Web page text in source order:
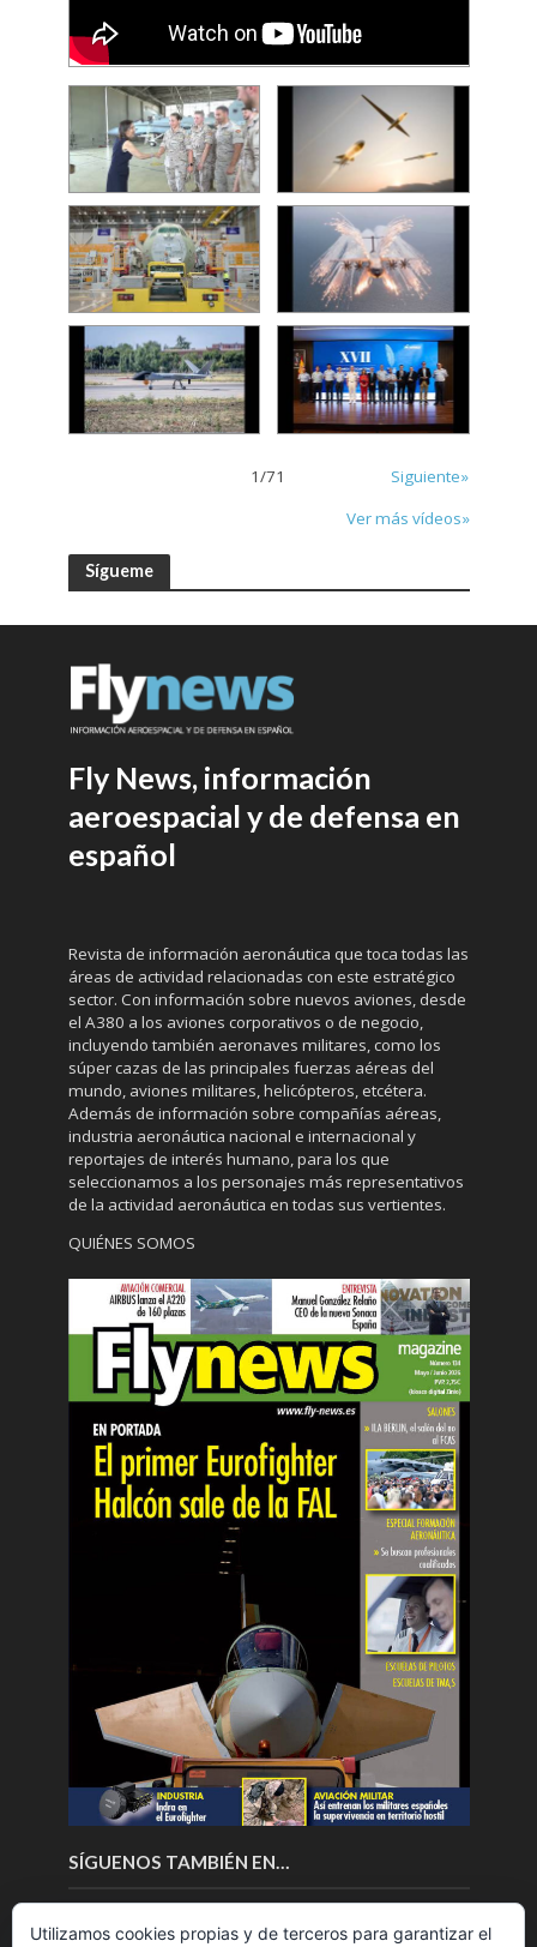
1/71
Siguiente»
Ver más vídeos»
Sígueme
Fly News, información
aeroespacial y de defensa en
español
Revista de información aeronáutica que toca todas las
áreas de actividad relacionadas con este estratégico
sector. Con información sobre nuevos aviones, desde
el A380 a los aviones corporativos o de negocio,
incluyendo también aeronaves militares, como los
súper cazas de las principales fuerzas aéreas del
mundo, aviones militares, helicópteros, etcétera.
Además de información sobre compañías aéreas,
industria aeronáutica nacional e internacional y
reportajes de interés humano, para los que
seleccionamos a los personajes más representativos
de la actividad aeronáutica en todas sus vertientes.
QUIÉNES SOMOS
SÍGUENOS TAMBIÉN EN…
Utilizamos cookies propias y de terceros para garantizar el